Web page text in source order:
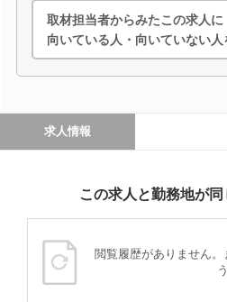
取材担当者からみたこの求人に
向いている人・向いていない人
求人情報
この求人と勤務地が
閲覧履歴がありません